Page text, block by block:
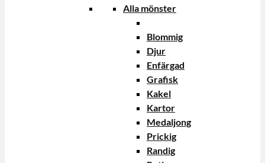
Alla mönster
Blommig
Djur
Enfärgad
Grafisk
Kakel
Kartor
Medaljong
Prickig
Randig